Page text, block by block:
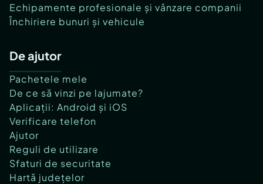
Echipamente profesionale și vânzare companii
Închiriere bunuri și vehicule
De ajutor
Pachetele mele
De ce să vinzi pe lajumate?
Aplicații: Android și iOS
Verificare telefon
Ajutor
Reguli de utilizare
Sfaturi de securitate
Hartă județelor